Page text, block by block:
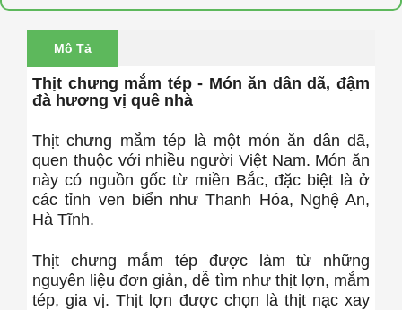
Mô Tả
Thịt chưng mắm tép - Món ăn dân dã, đậm
đà hương vị quê nhà
Thịt chưng mắm tép là một món ăn dân dã,
quen thuộc với nhiều người Việt Nam. Món ăn
này có nguồn gốc từ miền Bắc, đặc biệt là ở
các tỉnh ven biển như Thanh Hóa, Nghệ An,
Hà Tĩnh.
Thịt chưng mắm tép được làm từ những
nguyên liệu đơn giản, dễ tìm như thịt lợn, mắm
tép, gia vị. Thịt lợn được chọn là thịt nạc xay